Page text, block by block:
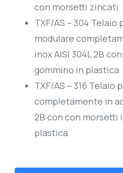
con morsetti zincati
TXF/AS – 304
modulare
inox AISI 304L 2B
gommino in plastica
TXF/AS – 316
completamente in
2B con con morsetti
plastica